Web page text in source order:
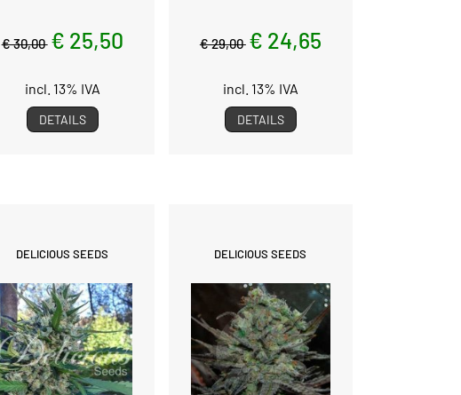
€ 30,00 € 25,50
incl. 13% IVA
DETAILS
€ 29,00 € 24,65
incl. 13% IVA
DETAILS
DELICIOUS SEEDS DELICIOUS SEEDS